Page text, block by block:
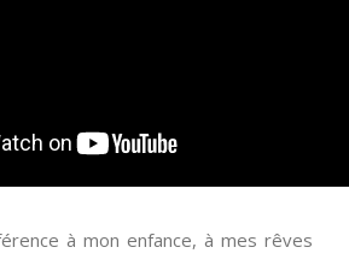
à mon enfance, à mes rêves